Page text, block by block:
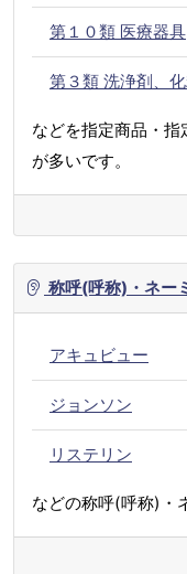
第１０類 医療器具
第３類 洗浄剤、
などを指定商品・
が多いです。
称呼(呼称)・ネー
アキュビュー
ジョンソン
リステリン
などの称呼(呼称)・